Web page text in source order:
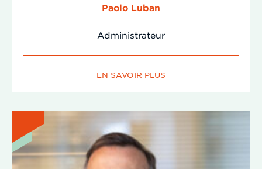
Paolo Luban
Administrateur
EN SAVOIR PLUS